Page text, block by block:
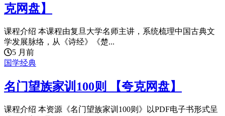
克网盘】
课程介绍 本课程由复旦大学名师主讲，系统梳理中国古典文
学发展脉络，从《诗经》《楚...
5 月前
国学经典
名门望族家训100则 【夸克网盘】
课程介绍 本资源《名门望族家训100则》以PDF电子书形式呈